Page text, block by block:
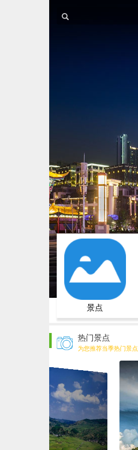
景点
热门景点
为您推荐当季热门景点